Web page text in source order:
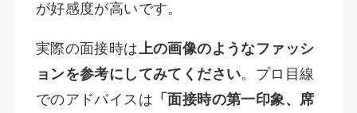
が好感度が高いです。
実際の面接時は上の画像のようなファッシ
ョンを参考にしてみてください。プロ目線
でのアドバイスは 「面接時の第一印象、席